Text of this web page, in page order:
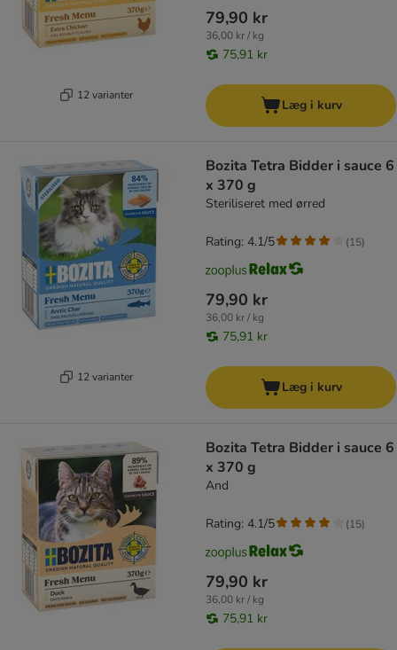
12 varianter
79,90 kr
36,00 kr / kg
75,91 kr
Læg i kurv
12 varianter
Bozita Tetra Bidder i sauce 6
x 370 g
Steriliseret med ørred
79,90 kr
36,00 kr / kg
75,91 kr
Rating: 4.1/5 (15)
Læg i kurv
Bozita Tetra Bidder i sauce 6
x 370 g
And
79,90 kr
36,00 kr / kg
75,91 kr
Rating: 4.1/5 (15)